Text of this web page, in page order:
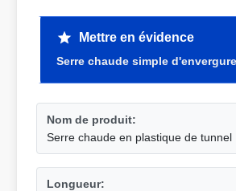
Mettre en évidence
Serre chaude simple
Nom de produit:
Serre chaude en plastique de tunnel
Longueur: